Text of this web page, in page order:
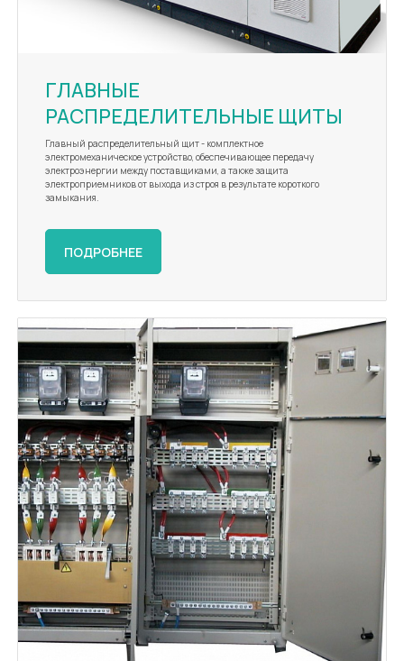
ГЛАВНЫЕ
РАСПРЕДЕЛИТЕЛЬНЫЕ ЩИТЫ
Главный распределительный щит - комплектное
электромеханическое устройство, обеспечивающее передачу
электроэнергии между поставщиками, а также защита
электроприемников от выхода из строя в результате короткого
замыкания.
ПОДРОБНЕЕ